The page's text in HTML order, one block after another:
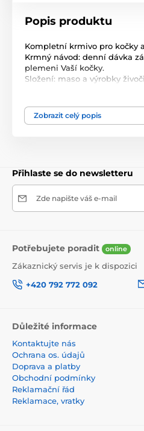
Popis produktu
Kompletní krmivo pro kočky
Krmný návod: denní dávka
plemeni Vaší kočky.
Složení: maso a výrobky
0,94%, škrob 0,41%, taurin
vitaminy (A, B2, B3, B5, D3,
Produkt je zařazen v
Kočky Krmiva pro
Zobrazit celý popis
Přihlaste se do newsletteru
Zde napište váš e-mail
Potřebujete poradit online
Zákaznický servis je k dispozici
+420 792 772 092
Důležité informace
Kontaktujte nás
Ochrana os. údajů
Doprava a platby
Obchodní podmínky
Reklamační řád
Reklamace, vratky